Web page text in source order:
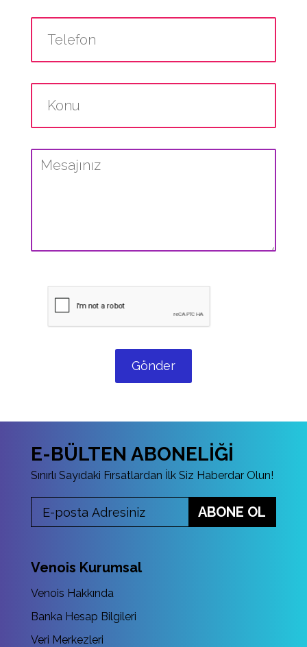
Gönder
E-BÜLTEN ABONELİĞİ
Sınırlı Sayıdaki Fırsatlardan İlk Siz Haberdar Olun!
ABONE OL
Venois Kurumsal
Venois Hakkında
Banka Hesap Bilgileri
Veri Merkezleri